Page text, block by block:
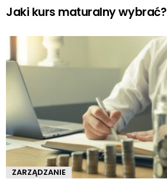
Jaki kurs maturalny wybrać?
ZARZĄDZANIE